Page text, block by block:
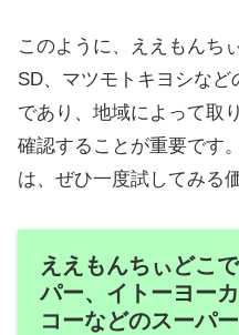
このように、ええもんち
SD、マツモトキヨシな
であり、地域によって取
確認することが重要です
は、ぜひ一度試してみる
ええもんちぃどこ
パー、イトーヨー
コーなどのスーパ